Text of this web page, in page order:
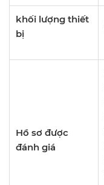
khối lượng thiết
bị
Hồ sơ được
đánh giá